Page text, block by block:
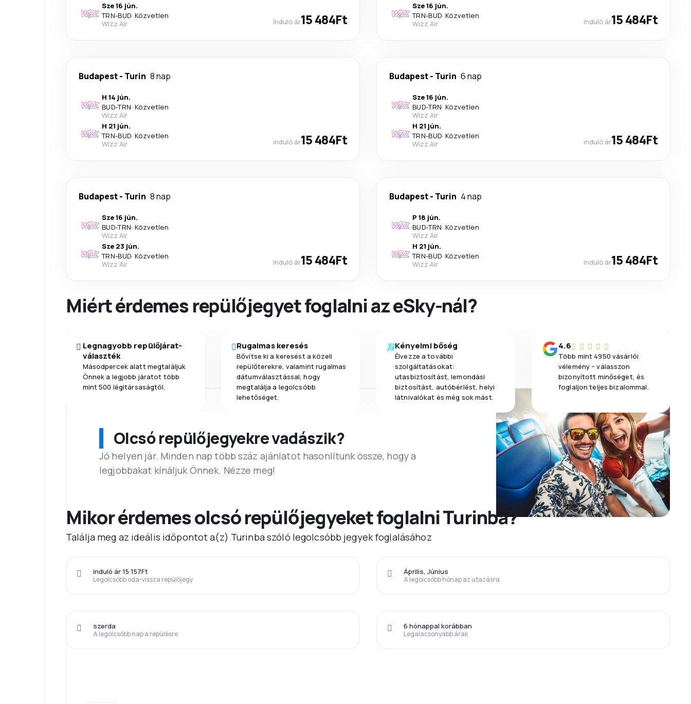
Sze 16 jún.
TRN-BUD· Közvetlen
Wizz Air
induló ár15 484Ft
Sze 16 jún.
TRN-BUD· Közvetlen
Wizz Air
induló ár15 484Ft
Budapest- Turin 8 nap
H 14 jún.
BUD-TRN· Közvetlen
Wizz Air
H 21 jún.
TRN-BUD· Közvetlen
Wizz Air
induló ár15 484Ft
Budapest- Turin 6 nap
Sze 16 jún.
BUD-TRN· Közvetlen
Wizz Air
H 21 jún.
TRN-BUD· Közvetlen
Wizz Air
induló ár15 484Ft
Budapest- Turin 8 nap
Sze 16 jún.
BUD-TRN· Közvetlen
Wizz Air
Sze 23 jún.
TRN-BUD· Közvetlen
Wizz Air
induló ár15 484Ft
Budapest- Turin 4 nap
P 18 jún.
BUD-TRN· Közvetlen
Wizz Air
H 21 jún.
TRN-BUD· Közvetlen
Wizz Air
induló ár15 484Ft
Miért érdemes repülőjegyet foglalni az eSky-nál?
Legnagyobb repülőjárat-
választék
Másodpercek alatt megtaláljuk
Önnek a legjobb járatot több
mint 500 légitársaságtól.
Rugalmas keresés
Bővítse ki a keresést a közeli
repülőterekre, valamint rugalmas
dátumválasztással, hogy
megtalálja a legolcsóbb
lehetőséget.
Kényelmi bőség
Élvezze a további
szolgáltatásokat:
utasbiztosítást, lemondási
biztosítást, autóbérlést, helyi
látnivalókat és még sok mást.
4.6
Több mint 4950 vásárlói
vélemény – válasszon
bizonyított minőséget, és
foglaljon teljes bizalommal.
Olcsó repülőjegyekre vadászik?
Jó helyen jár. Minden nap több száz ajánlatot hasonlítunk össze, hogy a
legjobbakat kínáljuk Önnek. Nézze meg!
Mikor érdemes olcsó repülőjegyeket foglalni Turinba?
Találja meg az ideális időpontot a(z) Turinba szóló legolcsóbb jegyek foglalásához
Legolcsóbb oda-vissza repülőjegy
induló ár 15 157Ft
A legolcsóbb hónap az utazásra
Április, Június
A legolcsóbb nap a repülésre
szerda
Legalacsonyabb árak
6 hónappal korábban